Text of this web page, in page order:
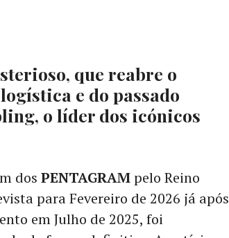
que reabre o
e do passado
o líder dos icónicos
dos PENTAGRAMpelo Reino
para Fevereiro de 2026 já após
em Julho de 2025, foi